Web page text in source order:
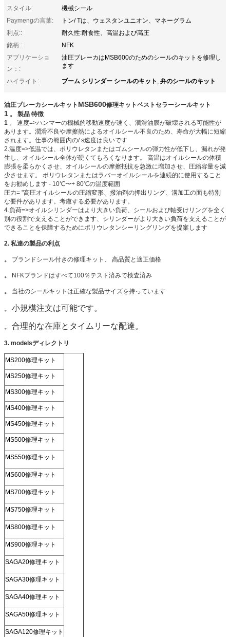
スタイル:
機械シール
Paymengの言葉:
トン/ Tは、ウェスタンユニオン、マネーグラム
利点::
耐久性:耐食性、高温および高圧
銘柄::
NFK
アプリケーショ
ン：:
油圧ブレーカはMSB600のためのシールのキットを修理し
ます
ハイライト: ブーム シリンダー シールのキット , 弁のシールのキット
油圧ブレーカシールキット MSB600修理キットベストセラーシールキット
1 。 製品 特徴
1 。 速度=>ハンマーの機械的移動速度が速く、潤滑油膜が破壊される可能性が
あります。潤滑不良や摩擦熱によるオイルシール不良のため、寿命が大幅に短縮
されます。仕事の範囲内の/ s速度は良いです
2.温度=>低温では、ポリウレタンまたはゴムシールの弾力性が低下し、漏れが発
生し、オイルシール全体が硬くてもろくなります。 高温はオイルシールの体積
膨張を柔らかくさせ、オイルシールの摩擦抵抗を急激に増加させ、圧縮容量を減
少させます。 ポリウレタンまたはラバーオイルシールを連続的に使用すること
をお勧めします - 10℃〜+ 80℃の温度範囲
圧力= "高圧オイルシールの圧縮変形、撥油剤の押出リング、溝加工の面も特別
な要件があります。考慮する必要があります。
4.負荷=>オイルシリンダーはより大きい負荷、シールおよび軸受けリングを全く
別の役割で支えることができます、シリンダーがより大きい負荷を支えることが
できることを保障するためにポリウレタンシーリングリングを提案します
2. 私達の製品の利点
。 ブランドシール付きの修理キット、 高品質と適正価格
。 NFKブランドはすべて100％テスト済みで検査済み
。 当社のシールキットは正確な製品サイズを持っています
。 小規模注文は可能です。
。 合理的な在庫とタイムリーな配達。
3. modelsディレクトリ
MS200修理キット
MS250修理キット
MS300修理キット
MS400修理キット
MS450修理キット
MS500修理キット
MS550修理キット
MS600修理キット
MS700修理キット
MS750修理キット
MS800修理キット
MS900修理キット
SAGA20修理キット
SAGA30修理キット
SAGA40修理キット
SAGA50修理キット
SAGA120修理キット